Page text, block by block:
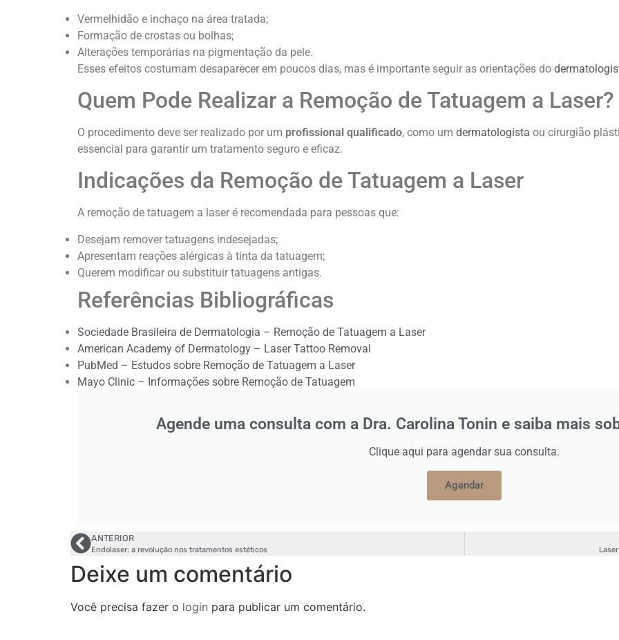
Vermelhidão e inchaço na área tratada;
Formação de crostas ou bolhas;
Alterações temporárias na pigmentação da pele.
Esses efeitos costumam desaparecer em poucos dias, mas é importante seguir as orientações do
Quem Pode Realizar a Remoção de Tatuagem a Laser?
O procedimento deve ser realizado por um profissional qualificado, como um dermatologista ou cirurgião
essencial para garantir um tratamento seguro e eficaz.
Indicações da Remoção de Tatuagem a Laser
A remoção de tatuagem a laser é recomendada para pessoas que:
Desejam remover tatuagens indesejadas;
Apresentam reações alérgicas à tinta da tatuagem;
Querem modificar ou substituir tatuagens antigas.
Referências Bibliográficas
Sociedade Brasileira de Dermatologia – Remoção de Tatuagem a Laser
American Academy of Dermatology – Laser Tattoo Removal
PubMed – Estudos sobre Remoção de Tatuagem a Laser
Mayo Clinic – Informações sobre Remoção de Tatuagem
Agende uma consulta com a Dra. Carolina Tonin e saiba mais
Clique aqui para agendar sua consulta.
Agendar
ANTERIOR
Endolaser: a revolução nos tratamentos estéticos
Deixe um comentário
Você precisa fazer o login para publicar um comentário.